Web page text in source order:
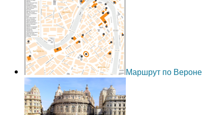
Маршрут по Вероне